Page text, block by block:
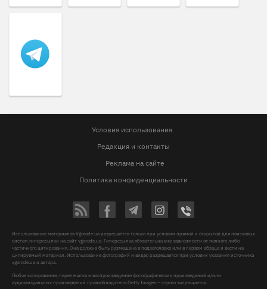
Условия использования
Редакция и контакты
Реклама на сайте
Политика конфиденциальности
Использование материалов Vgorode.ua разрешается только при условии прямой и открытой для поисковых
систем гиперссылки на сайт vgorode.ua. Гиперссылка обязательна вне зависимости от полного либо
частичного цитирования. Она должна быть размещена в подзаголовке или в первом абзаце и вести на
цитируемый материал. Использование фотографий и видео разрешается при условии указания источника
vgorode.ua и автора.
Любое копирование, перепечатка и воспроизведение фотографических произведений и/или
аудиовизуальных произведений правообладателя Getty Images – строго запрещается.